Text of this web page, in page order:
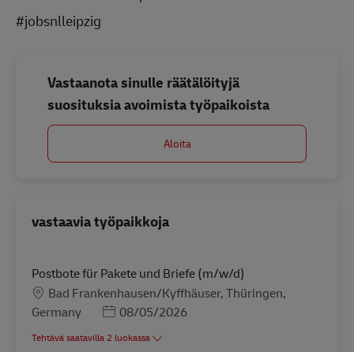
#jobsnlleipzig
Vastaanota sinulle räätälöityjä
suosituksia avoimista työpaikoista
Aloita
vastaavia työpaikkoja
Postbote für Pakete und Briefe (m/w/d)
SijaintiBad Frankenhausen/Kyffhäuser, Thüringen,
Germany
Posted Date
08/05/2026
Tehtävä saatavilla 2 luokassa